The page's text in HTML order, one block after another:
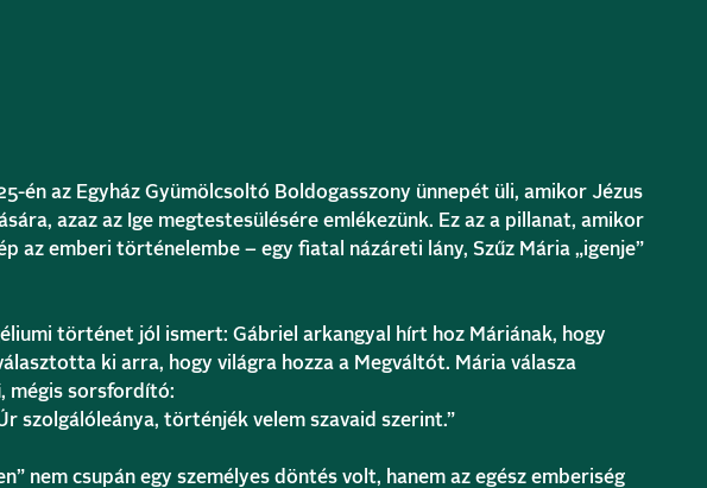
én az Egyház Gyümölcsoltó Boldogasszony ünnepét üli, amikor Jézus
azaz az Ige megtestesülésére emlékezünk. Ez az a pillanat, amikor
az emberi történelembe – egy fiatal názáreti lány, Szűz Mária „igenje”
történet jól ismert: Gábriel arkangyal hírt hoz Máriának, hogy
ki arra, hogy világra hozza a Megváltót. Mária válasza
mégis sorsfordító:
szolgálóleánya, történjék velem szavaid szerint.”
nem csupán egy személyes döntés volt, hanem az egész emberiség